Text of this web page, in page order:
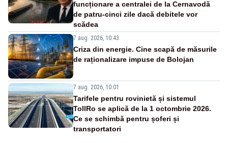
funcționare a centralei de la Cernavodă
de patru-cinci zile dacă debitele vor
scădea
7 aug. 2026, 10:43
Criza din energie. Cine scapă de măsurile
de raționalizare impuse de Bolojan
7 aug. 2026, 10:01
Tarifele pentru rovinietă și sistemul
TollRo se aplică de la 1 octombrie 2026.
Ce se schimbă pentru șoferi și
transportatori